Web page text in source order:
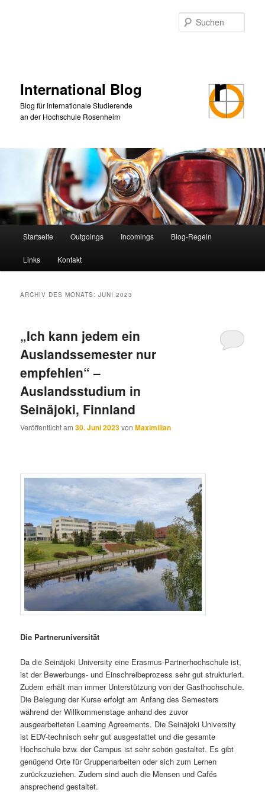
International Blog
Blog für internationale Studierende
an der Hochschule Rosenheim
Startseite Outgoings Incomings Blog-Regeln
Links Kontakt
ARCHIV DES MONATS:JUNI 2023
„Ich kann jedem ein
Auslandssemester nur
empfehlen“ –
Auslandsstudium in
Seinäjoki, Finnland
Veröffentlicht am30. Juni 2023vonMaximilian
Die Partneruniversität
Da die Seinäjoki University eine Erasmus-Partnerhochschule ist,
ist der Bewerbungs- und Einschreibeprozess sehr gut strukturiert.
Zudem erhält man immer Unterstützung von der Gasthochschule.
Die Belegung der Kurse erfolgt am Anfang des Semesters
während der Willkommenstage anhand des zuvor
ausgearbeiteten Learning Agreements. Die Seinäjoki University
ist EDV-technisch sehr gut ausgestattet und die gesamte
Hochschule bzw. der Campus ist sehr schön gestaltet. Es gibt
genügend Orte für Gruppenarbeiten oder sich zum Lernen
zurückzuziehen. Zudem sind auch die Mensen und Cafés
ansprechend gestaltet.